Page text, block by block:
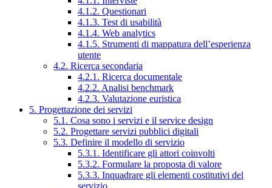
4.1.2. Questionari
4.1.3. Test di usabilità
4.1.4. Web analytics
4.1.5. Strumenti di mappatura dell’esperienza
utente
4.2. Ricerca secondaria
4.2.1. Ricerca documentale
4.2.2. Analisi benchmark
4.2.3. Valutazione euristica
5. Progettazione dei servizi
5.1. Cosa sono i servizi e il service design
5.2. Progettare servizi pubblici digitali
5.3. Definire il modello di servizio
5.3.1. Identificare gli attori coinvolti
5.3.2. Formulare la proposta di valore
5.3.3. Inquadrare gli elementi costitutivi del
servizio